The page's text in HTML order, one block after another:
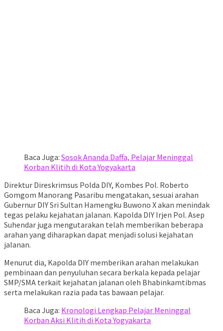
Baca Juga: Sosok Ananda Daffa, Pelajar Meninggal
Korban Klitih di Kota Yogyakarta
Direktur Direskrimsus Polda DIY, Kombes Pol. Roberto
Gomgom Manorang Pasaribu mengatakan, sesuai arahan
Gubernur DIY Sri Sultan Hamengku Buwono X akan menindak
tegas pelaku kejahatan jalanan. Kapolda DIY Irjen Pol. Asep
Suhendar juga mengutarakan telah memberikan beberapa
arahan yang diharapkan dapat menjadi solusi kejahatan
jalanan.
Menurut dia, Kapolda DIY memberikan arahan melakukan
pembinaan dan penyuluhan secara berkala kepada pelajar
SMP/SMA terkait kejahatan jalanan oleh Bhabinkamtibmas
serta melakukan razia pada tas bawaan pelajar.
Baca Juga: Kronologi Lengkap Pelajar Meninggal
Korban Aksi Klitih di Kota Yogyakarta